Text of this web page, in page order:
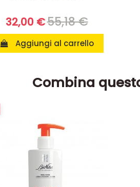
32,00 €55,18 €
Aggiungi al carrello
Combina